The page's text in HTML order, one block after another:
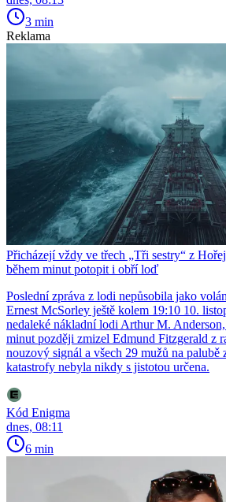
3 min
Reklama
Přicházejí vždy ve třech „Tři sestry“ z
během minut potopit i obří loď
Poslední zpráva z lodi nepůsobila jako
Ernest McSorley ještě kolem 19:10 10.
nedaleké nákladní lodi Arthur M.
minut později zmizel Edmund Fitzgerald z
nouzový signál a všech 29 mužů na palubě
katastrofy nebyla nikdy s jistotou určena.
Kód Enigma
dnes, 08:11
6 min